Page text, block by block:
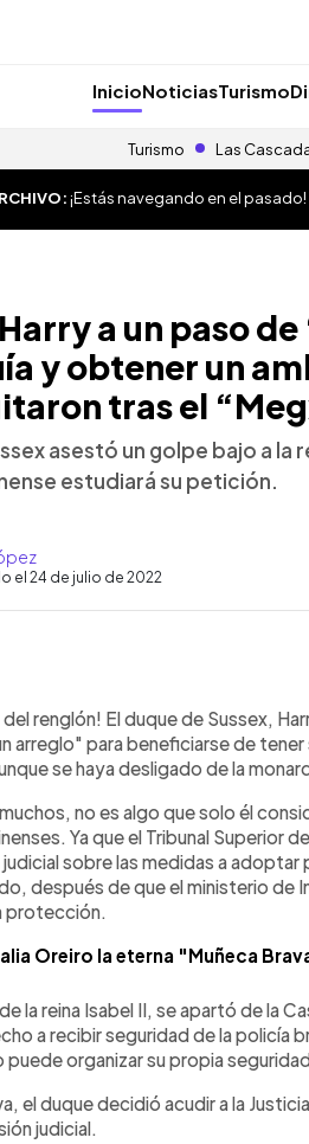
InicioNoticiasTurismo
Turismo Las
¡Estás navegando en el
a un paso
y obtener un
tras el
asestó un golpe bajo a la
estudiará su petición.
el 24 de julio de 2022
artículo
renglón! El duque de Sussex,
arreglo" para beneficiarse de
se haya desligado de la
no es algo que solo él
Ya que el Tribunal Superior
judicial sobre las medidas a
después de que el ministerio de
protección.
Oreiro la eterna "Muñeca
la reina Isabel II, se apartó de la
a recibir seguridad de la policía
organizar su propia
el duque decidió acudir a la
judicial.